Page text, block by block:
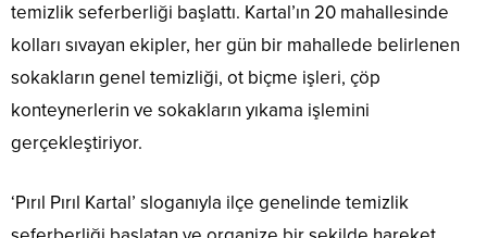
temizlik seferberliği başlattı. Kartal’ın 20 mahallesinde
kolları sıvayan ekipler, her gün bir mahallede belirlenen
sokakların genel temizliği, ot biçme işleri, çöp
konteynerlerin ve sokakların yıkama işlemini
gerçekleştiriyor.
‘Pırıl Pırıl Kartal’ sloganıyla ilçe genelinde temizlik